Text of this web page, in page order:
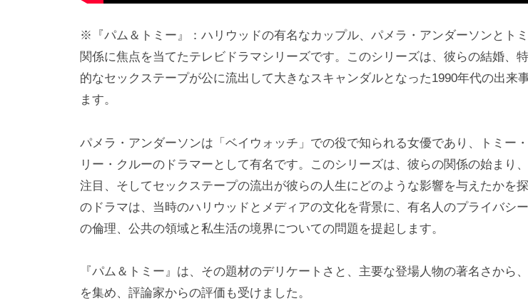
※『パム＆トミー』：ハリウッドの有名なカップル、パメラ・アンダーソンとト
関係に焦点を当てたテレビドラマシリーズです。このシリーズは、彼らの結婚、
的なセックステープが公に流出して大きなスキャンダルとなった1990年代の出来
ます。
パメラ・アンダーソンは「ベイウォッチ」での役で知られる女優であり、トミー
リー・クルーのドラマーとして有名です。このシリーズは、彼らの関係の始まり
注目、そしてセックステープの流出が彼らの人生にどのような影響を与えたかを
のドラマは、当時のハリウッドとメディアの文化を背景に、有名人のプライバシ
の倫理、公共の領域と私生活の境界についての問題を提起します。
『パム＆トミー』は、その題材のデリケートさと、主要な登場人物の著名さから
を集め、評論家からの評価も受けました。